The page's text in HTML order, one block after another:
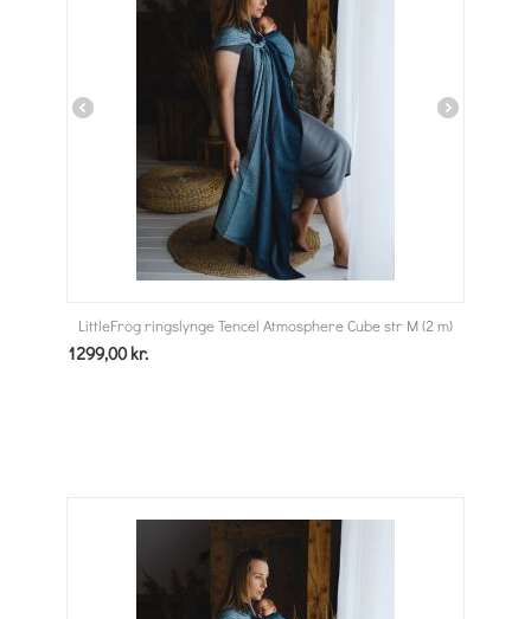
LittleFrog ringslynge Tencel Atmosphere Cube str M (2 m)
1299,00 kr.